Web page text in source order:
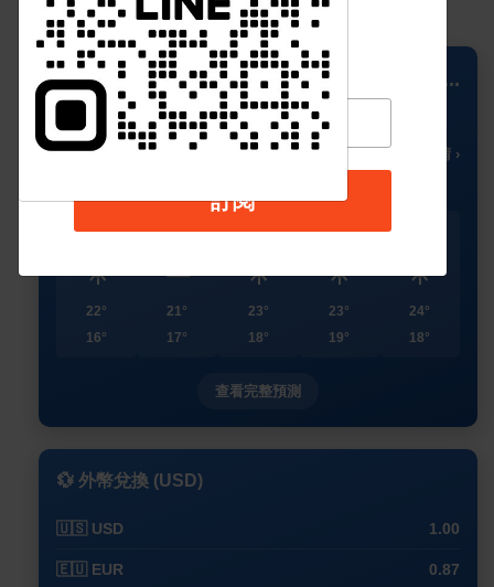
📍 Columbus ...
☀️21 🌡️ 晴 ›
今天
☀️
22°
16°
星期二
🌥️
21°
17°
星期三
☀️
23°
18°
星期四
☀️
23°
19°
☀️
24°
18°
查看完整預測
💱 外幣兌換 (USD)
🇺🇸 USD 1.00
🇪🇺 EUR 0.87
訂閱